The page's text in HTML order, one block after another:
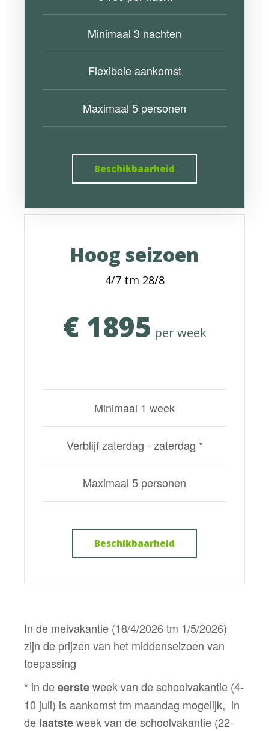
Minimaal 3 nachten
Flexibele aankomst
Maximaal 5 personen
Beschikbaarheid
Hoog seizoen
4/7 tm 28/8
€ 1895 per week
Minimaal 1 week
Verblijf zaterdag - zaterdag *
Maximaal 5 personen
Beschikbaarheid
In de meivakantie (18/4/2026 tm 1/5/2026)
zijn de prijzen van het middenseizoen van
toepassing
* in deeersteweek van de schoolvakantie (4-
10 juli) is aankomst tm maandag mogelijk, in
de laatsteweek van de schoolvakantie (22-